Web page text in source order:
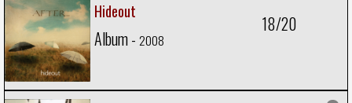
Hideout
Album - 2008
18/20